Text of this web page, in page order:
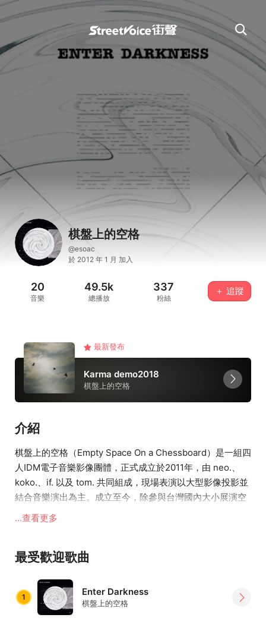
棋盤上的空格
@esoac
於 2012 年 1 月 加入
20
音樂
49.5k
總播放
337
粉絲
＋ 追蹤
最新發布
Karma demo2018
棋盤上的空格
介紹
棋盤上的空格（Empty Space On a Chessboard）是一組四
人IDM電子音樂影像團體，正式成立於2011年，由 neo.、
koko.、if. 以及 tom. 共同組成，現場表演以大型影像投影並
結合音樂演出為主。成立至今，除參與台灣國內大小展演空
間、藝廊、音樂祭演出外，並曾受邀至日本東京以及德國科
人、最佳專輯、最佳樂手、最佳電音專輯、最佳電音單
...查看更多
最受歡迎歌曲
1 Enter Darkness
棋盤上的空格